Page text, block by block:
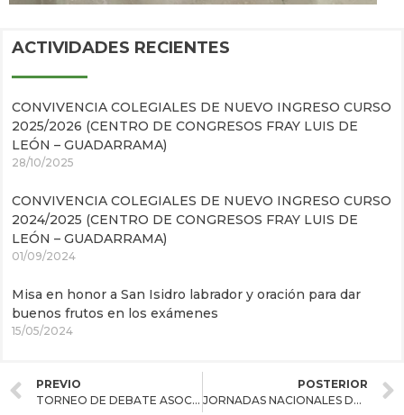
ACTIVIDADES RECIENTES
CONVIVENCIA COLEGIALES DE NUEVO INGRESO CURSO
2025/2026 (CENTRO DE CONGRESOS FRAY LUIS DE
LEÓN – GUADARRAMA)
28/10/2025
CONVIVENCIA COLEGIALES DE NUEVO INGRESO CURSO
2024/2025 (CENTRO DE CONGRESOS FRAY LUIS DE
LEÓN – GUADARRAMA)
01/09/2024
Misa en honor a San Isidro labrador y oración para dar
buenos frutos en los exámenes
15/05/2024
PREVIO
TORNEO DE DEBATE ASOCIACIÓN COLEGIOS MAYORES
POSTERIOR
JORNADAS NACIONALES DE COLEGIOS MAYORES UNIVERSITARIOS DE ESPAÑA